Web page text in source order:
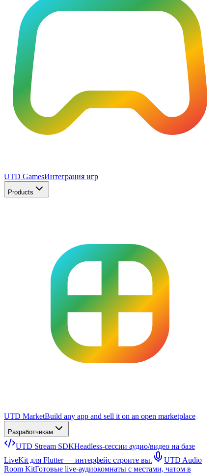
UTD GamesИнтеграция игр
Products
UTD MarketBuild any app and sell it on an open marketplace
Разработчикам
UTD Stream SDKHeadless-сессии аудио/видео на базе
LiveKit для Flutter — интерфейс строите вы.
UTD Audio
Room KitГотовые live-аудиокомнаты с местами, чатом в